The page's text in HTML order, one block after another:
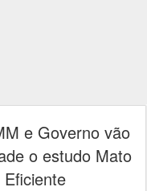
e Governo vão
o estudo Mato